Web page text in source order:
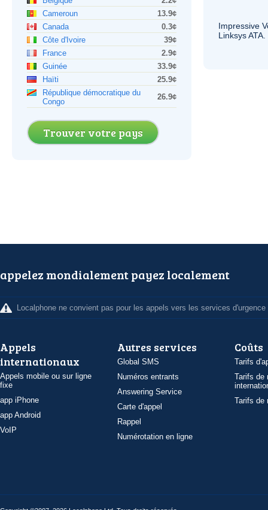
Cameroun
13.9¢
Canada
0.3¢
Côte d'Ivoire
39¢
France
2.9¢
Guinée
33.9¢
Haïti
25.9¢
République démocratique du
Congo
26.9¢
Trouver votre pays
Impressive
LinksysATA
appelez mondialement payez localement
Localphone ne convient pas pour les appels vers les services d'urgence
Appels
internationaux
Appels mobile ou sur ligne
fixe
app iPhone
app Android
VoIP
Autres services
Global SMS
Numéros entrants
Answering Service
Carte d'appel
Rappel
Numérotation en ligne
Coûts
Tarifs
Tarifs de
Tarifs de